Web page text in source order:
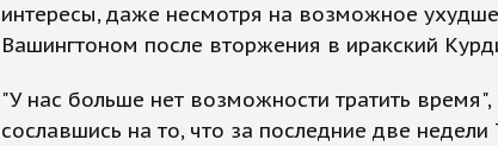
интересы, даже несмотря на возможное
Вашингтоном после вторжения в иракский
"У нас больше нет возможности тратить время",
сославшись на то, что за последние две недели